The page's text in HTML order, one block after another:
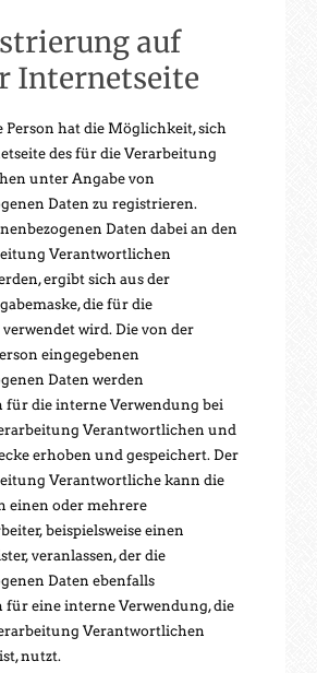
auf
Internetseite
Person hat die Möglichkeit, sich
des für die Verarbeitung
unter Angabe von
Daten zu registrieren.
Daten dabei an den
Verantwortlichen
ergibt sich aus der
die für die
wird. Die von der
eingegebenen
Daten werden
für die interne Verwendung bei
Verantwortlichen und
erhoben und gespeichert. Der
Verantwortliche kann die
einen oder mehrere
beispielsweise einen
veranlassen, der die
Daten ebenfalls
für eine interne Verwendung, die
Verantwortlichen
nutzt.